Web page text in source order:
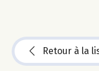
Retour à la